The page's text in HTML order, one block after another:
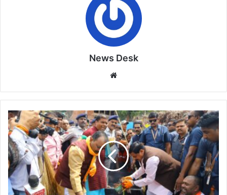
News Desk
मुख्यमंत्री
डॉ.
यादव
ने
जल
गंगा
संवर्धन
अभियान